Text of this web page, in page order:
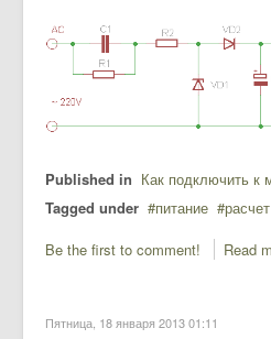
Published in Как подключить к
Tagged under
питание расчет
Be the first to comment!
Read
Пятница, 18 января 2013 01:11